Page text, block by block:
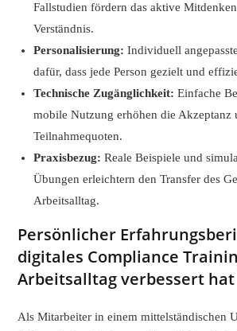
Fallstudien fördern das aktive
Verständnis.
Personalisierung: Individuell
dafür, dass jede Person gezielt und
Technische Zugänglichkeit: Einfache
mobile Nutzung erhöhen die Akzeptanz
Teilnahmequoten.
Praxisbezug: Reale Beispiele und
Übungen erleichtern den Transfer des
Arbeitsalltag.
Persönlicher
digitales Compliance
Arbeitsalltag verbessert hat
Als Mitarbeiter in einem mittelständischen